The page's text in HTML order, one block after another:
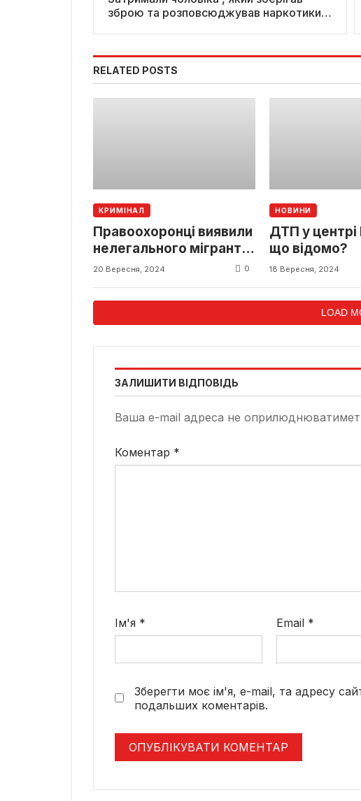
зброю та розповсюджував наркотики
RELATED POSTS
КРИМІНАЛ
Правоохоронці виявили
нелегального мігранта
з Італії
20 Вересня, 2024 0
НОВИНИ
ДТП у
що відомо?
18 Вересня, 2024
LOAD
ЗАЛИШИТИ ВІДПОВІДЬ
Ваша e-mail адреса не
Коментар *
Ім'я * Email *
Зберегти моє ім'я, e-mail, та адресу
подальших коментарів.